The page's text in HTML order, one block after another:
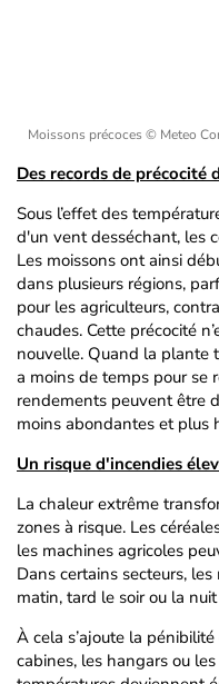
Moissons précoces © Meteo
Des records de précocité
Sous l’effet des
d'un vent desséchant, les
Les moissons ont ainsi
dans plusieurs régions,
pour les agriculteurs,
chaudes. Cette précocité
nouvelle. Quand la plante
a moins de temps pour se
rendements peuvent être
moins abondantes et plus
Un risque d'incendies
La chaleur extrême
zones à risque. Les
les machines agricoles
Dans certains secteurs,
matin, tard le soir ou la
À cela s’ajoute la
cabines, les hangars ou